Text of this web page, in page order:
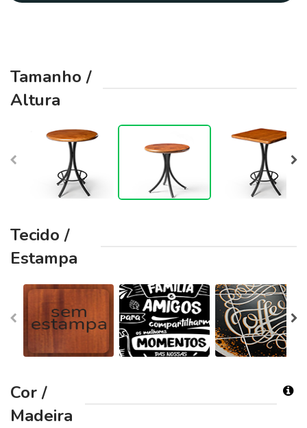
Tamanho /
Altura
Tecido /
Estampa
Cor /
Madeira